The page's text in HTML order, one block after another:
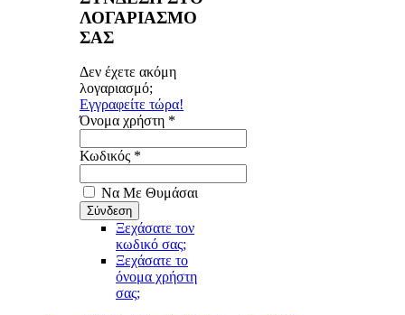
ΛΟΓΑΡΙΑΣΜΟ
ΣΑΣ
Δεν έχετε ακόμη
λογαριασμό;
Εγγραφείτε τώρα!
Όνομα χρήστη *
Κωδικός *
Να Με Θυμάσαι
Ξεχάσατε τον
κωδικό σας;
Ξεχάσατε το
όνομα χρήστη
σας;